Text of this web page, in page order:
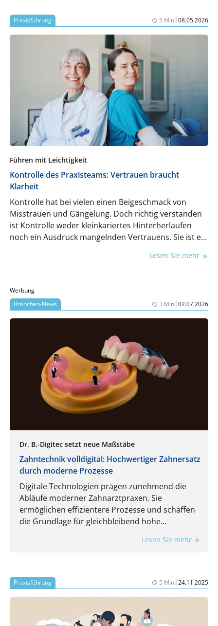
Praxisführung 5 Min|08.05.2026
Führen mit Leichtigkeit
Kontrolle des Praxisteams: Vertrauen braucht
Klarheit
Kontrolle hat bei vielen einen Beigeschmack von
Misstrauen und Gängelung. Doch richtig verstanden
ist Kontrolle weder kleinkariertes Hinterherlaufen
noch ein Ausdruck mangelnden Vertrauens. Sie ist ein
gibt, Erfolge sichtbar macht und Motivation freisetzt.
zeigt, wie Kontrolle partnerschaftlich gelingt – so
wenig wie möglich, so viel wie nötig – und warum sie
am Ende ein Geschenk an Mitarbeitende ist.
Lesen Sie mehr
Werbung
Branchen-News
3 Min|02.07.2026
Dr. B.-Digitec setzt neue Maßstäbe
Zahntechnik volldigital: Hochwertiger Zahnersatz
durch moderne Prozesse
Digitale Technologien prägen zunehmend die
Abläufe moderner Zahnarztpraxen. Sie
ermöglichen effizientere Prozesse und schaffen
die Grundlage für gleichbleibend hohe
Zahnersatzlösungen. Von der Datenerfassung
Teleskopversorgungen mit Dr. B.-Digitec als
zuverlässigem Partner künftig vollständig digital
kommuniziert, mittels CAD/CAM und 3D-Druck
nach internationalen Standards gefertigt und
Lesen Sie mehr
Praxisführung 5 Min|24.11.2025